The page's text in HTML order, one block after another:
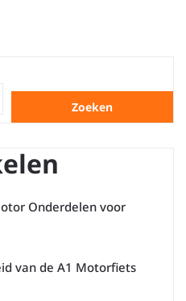
Zoeken
Onderdelen voor
van de A1 Motorfiets